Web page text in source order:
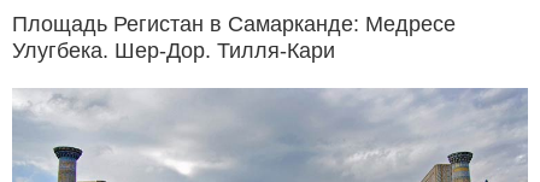
Площадь Регистан в Самарканде: Медресе
Улугбека. Шер-Дор. Тилля-Кари